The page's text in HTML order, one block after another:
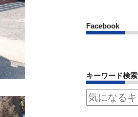
Facebook
キーワード検索